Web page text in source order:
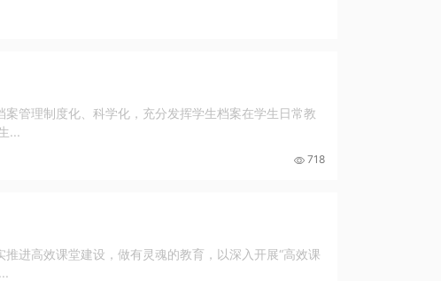
管理制度化、科学化，充分发挥学生档案在学生日常教
...
718
进高效课堂建设，做有灵魂的教育，以深入开展“高效课